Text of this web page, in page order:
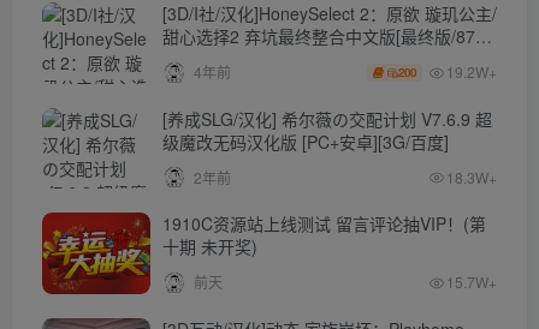
[3D/I社/汉化]HoneySelect 2：原欲 璇玑公主/
甜心选择2 弃坑最终整合中文版[最终版/87G/
秒传]
4年前 200 19.2W+
[养成SLG/汉化] 希尔薇の交配计划 V7.6.9 超
级魔改无码汉化版 [PC+安卓][3G/百度]
2年前 18.3W+
1910C资源站上线测试 留言评论抽VIP！(第
十期 未开奖)
前天 15.7W+